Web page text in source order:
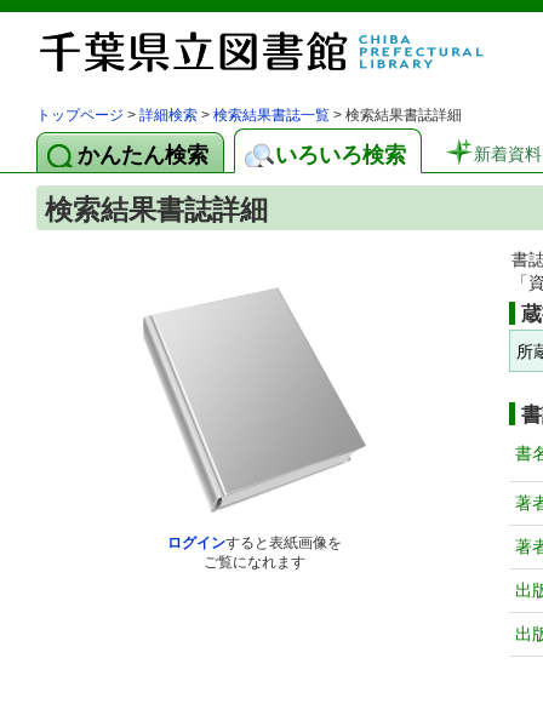
トップページ > 詳細検索 > 検索結果書誌一覧 > 検索結果書誌詳細
かんたん検索 いろいろ検索 新着資料
検索結果書誌詳細
ログインすると表紙画像を
ご覧になれます
書
「
所
書
著
著
出
出